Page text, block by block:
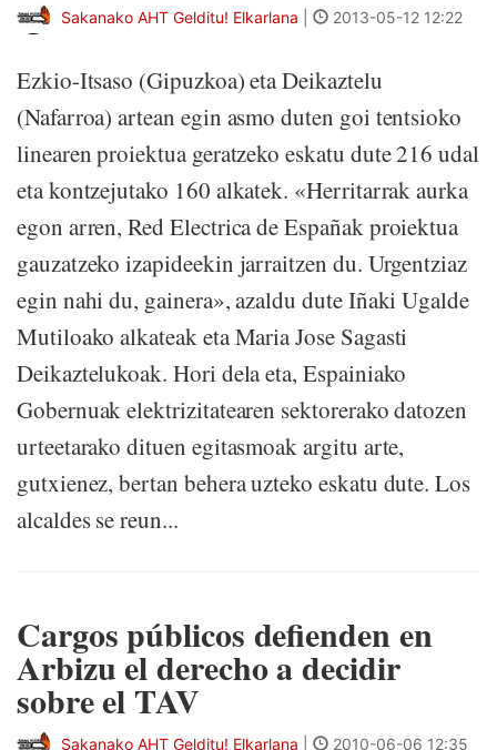
Sakanako AHT Gelditu! Elkarlana 2013-05-12 12:22
Ezkio-Itsaso (Gipuzkoa) eta Deikaztelu
(Nafarroa) artean egin asmo duten goi tentsioko
linearen proiektua geratzeko eskatu dute 216 udal
eta kontzejutako 160 alkatek. «Herritarrak aurka
egon arren, Red Electrica de Españak proiektua
gauzatzeko izapideekin jarraitzen du. Urgentziaz
egin nahi du, gainera», azaldu dute Iñaki Ugalde
Mutiloako alkateak eta Maria Jose Sagasti
Deikaztelukoak. Hori dela eta, Espainiako
Gobernuak elektrizitatearen sektorerako datozen
urteetarako dituen egitasmoak argitu arte,
gutxienez, bertan behera uzteko eskatu dute. Los
alcaldes se reun...
Cargos públicos defienden en
Arbizu el derecho a decidir
sobre el TAV
Sakanako AHT Gelditu! Elkarlana 2010-06-06 12:35